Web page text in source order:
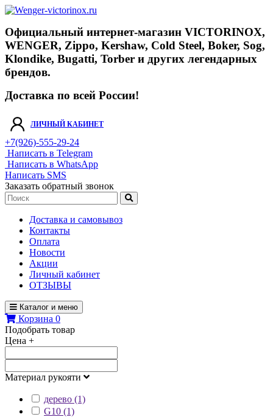
Официальный интернет-магазин VICTORINOX,
WENGER, Zippo, Kershaw, Cold Steel, Boker, Sog,
Klondike, Bugatti, Torber и других легендарных
брендов.
Доставка по всей России!
ЛИЧНЫЙ КАБИНЕТ
+7(926)-555-29-24
Написать в Telegram
Написать в WhatsApp
Написать SMS
Заказать обратный звонок
Доставка и самовывоз
Контакты
Оплата
Новости
Акции
Личный кабинет
ОТЗЫВЫ
Каталог и меню
Корзина 0
Подобрать товар
Цена +
Материал рукояти
дерево (1)
G10 (1)